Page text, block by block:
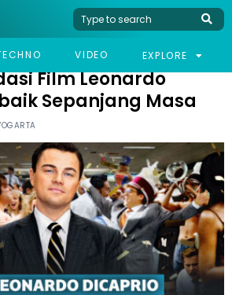
VIDEO EXPLORE
FILM LEONARDO DICAPRIO TERBAIK
Film Leonardo
Sepanjang Masa